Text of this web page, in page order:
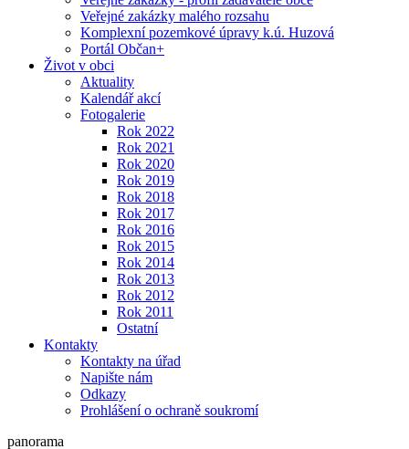
Veřejné zakázky malého rozsahu
Komplexní pozemkové úpravy k.ú. Huzová
Portál Občan+
Život v obci
Aktuality
Kalendář akcí
Fotogalerie
Rok 2022
Rok 2021
Rok 2020
Rok 2019
Rok 2018
Rok 2017
Rok 2016
Rok 2015
Rok 2014
Rok 2013
Rok 2012
Rok 2011
Ostatní
Kontakty
Kontakty na úřad
Napište nám
Odkazy
Prohlášení o ochraně soukromí
panorama